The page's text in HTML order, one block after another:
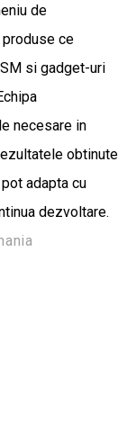
de
ce
si gadget-uri
necesare in
obtinute
adapta cu
dezvoltare.